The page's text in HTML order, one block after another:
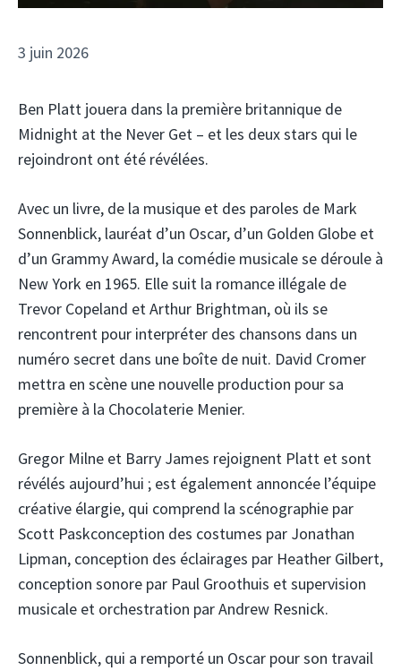
3 juin 2026
Ben Platt jouera dans la première britannique de
Midnight at the Never Get – et les deux stars qui le
rejoindront ont été révélées.
Avec un livre, de la musique et des paroles de Mark
Sonnenblick, lauréat d’un Oscar, d’un Golden Globe et
d’un Grammy Award, la comédie musicale se déroule à
New York en 1965. Elle suit la romance illégale de
Trevor Copeland et Arthur Brightman, où ils se
rencontrent pour interpréter des chansons dans un
numéro secret dans une boîte de nuit. David Cromer
mettra en scène une nouvelle production pour sa
première à la Chocolaterie Menier.
Gregor Milne et Barry James rejoignent Platt et sont
révélés aujourd’hui ; est également annoncée l’équipe
créative élargie, qui comprend la scénographie par
Scott Paskconception des costumes par Jonathan
Lipman, conception des éclairages par Heather Gilbert,
conception sonore par Paul Groothuis et supervision
musicale et orchestration par Andrew Resnick.
Sonnenblick, qui a remporté un Oscar pour son travail